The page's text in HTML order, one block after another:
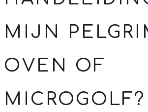
MIJN
OVEN OF
MICROGOLF?